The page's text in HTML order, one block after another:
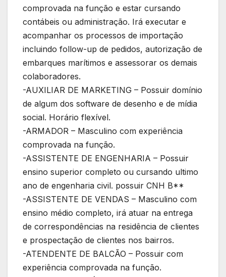
comprovada na função e estar cursando
contábeis ou administração. Irá executar e
acompanhar os processos de importação
incluindo follow-up de pedidos, autorização de
embarques marítimos e assessorar os demais
colaboradores.
-AUXILIAR DE MARKETING – Possuir domínio
de algum dos software de desenho e de mídia
social. Horário flexível.
-ARMADOR – Masculino com experiência
comprovada na função.
-ASSISTENTE DE ENGENHARIA – Possuir
ensino superior completo ou cursando ultimo
ano de engenharia civil. possuir CNH B**
-ASSISTENTE DE VENDAS – Masculino com
ensino médio completo, irá atuar na entrega
de correspondências na residência de clientes
e prospectação de clientes nos bairros.
-ATENDENTE DE BALCÃO – Possuir com
experiência comprovada na função.